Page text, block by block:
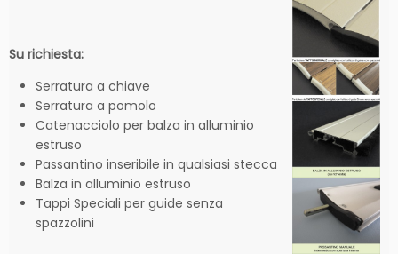
Su richiesta:
Serratura a chiave
Serratura a pomolo
Catenacciolo per balza in alluminio
estruso
Passantino inseribile in qualsiasi stecca
Balza in alluminio estruso
Tappi Speciali per guide senza
spazzolini